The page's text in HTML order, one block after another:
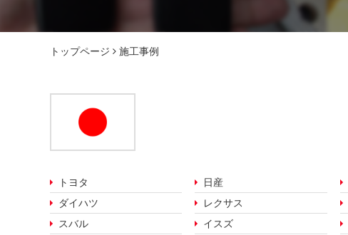
トップページ 施工事例
トヨタ 日産
ダイハツ
レクサス
スバル
イスズ